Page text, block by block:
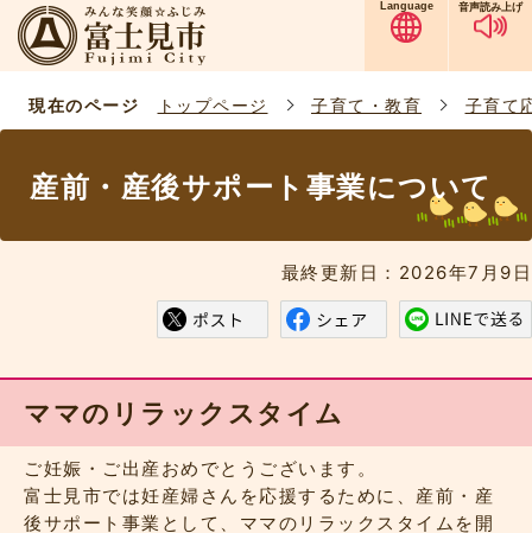
音声読み上げ
Language
現在のページ トップページ 子育て・教育 子育て
産前・産後サポート事業について
最終更新日：2026年7月9日
ママのリラックスタイム
ご妊娠・ご出産おめでとうございます。
富士見市では妊産婦さんを応援するために、産前・産
後サポート事業として、ママのリラックスタイムを開